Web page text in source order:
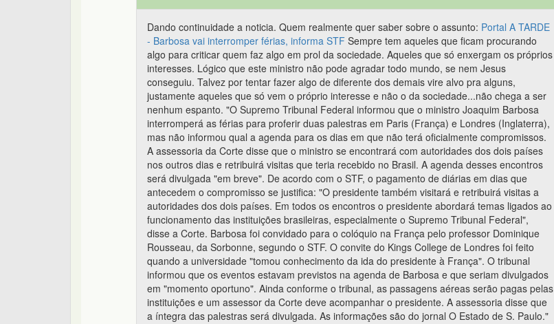
Dando continuidade a noticia. Quem realmente quer saber sobre o assunto: Portal A TARDE
- Barbosa vai interromper férias, informa STF Sempre tem aqueles que ficam procurando
algo para criticar quem faz algo em prol da sociedade. Aqueles que só enxergam os próprios
interesses. Lógico que este ministro não pode agradar todo mundo, se nem Jesus
conseguiu. Talvez por tentar fazer algo de diferente dos demais vire alvo pra alguns,
justamente aqueles que só vem o próprio interesse e não o da sociedade...não chega a ser
nenhum espanto. "O Supremo Tribunal Federal informou que o ministro Joaquim Barbosa
interromperá as férias para proferir duas palestras em Paris (França) e Londres (Inglaterra),
mas não informou qual a agenda para os dias em que não terá oficialmente compromissos.
A assessoria da Corte disse que o ministro se encontrará com autoridades dos dois países
nos outros dias e retribuirá visitas que teria recebido no Brasil. A agenda desses encontros
será divulgada "em breve". De acordo com o STF, o pagamento de diárias em dias que
antecedem o compromisso se justifica: "O presidente também visitará e retribuirá visitas a
autoridades dos dois países. Em todos os encontros o presidente abordará temas ligados ao
funcionamento das instituições brasileiras, especialmente o Supremo Tribunal Federal",
disse a Corte. Barbosa foi convidado para o colóquio na França pelo professor Dominique
Rousseau, da Sorbonne, segundo o STF. O convite do Kings College de Londres foi feito
quando a universidade "tomou conhecimento da ida do presidente à França". O tribunal
informou que os eventos estavam previstos na agenda de Barbosa e que seriam divulgados
em "momento oportuno". Ainda conforme o tribunal, as passagens aéreas serão pagas pelas
instituições e um assessor da Corte deve acompanhar o presidente. A assessoria disse que
a íntegra das palestras será divulgada. As informações são do jornal O Estado de S. Paulo."